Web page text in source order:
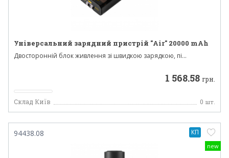
Універсальний зарядний пристрій "Air" 20000 mAh
Двосторонній блок живлення зі швидкою зарядкою, пі...
1 568.58 грн.
Склад Київ 0 шт.
new
94438.08 КП